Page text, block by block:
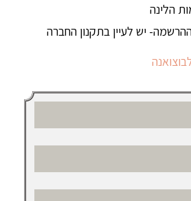
הלינה
יש לעיין בתקנון החברה